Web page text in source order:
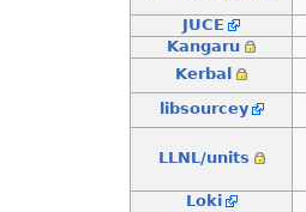
JUCE
Kangaru
Kerbal
libsourcey
LLNL/units
Loki